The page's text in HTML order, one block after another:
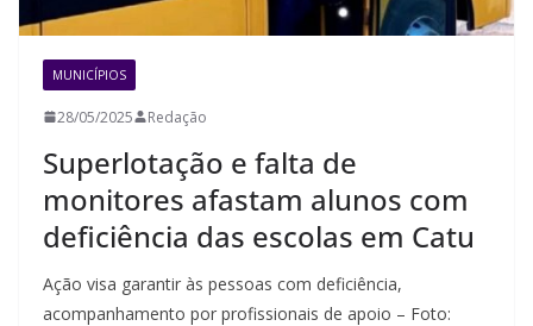
MUNICÍPIOS
28/05/2025 Redação
Superlotação e falta de
monitores afastam alunos com
deficiência das escolas em Catu
Ação visa garantir às pessoas com deficiência,
acompanhamento por profissionais de apoio – Foto: